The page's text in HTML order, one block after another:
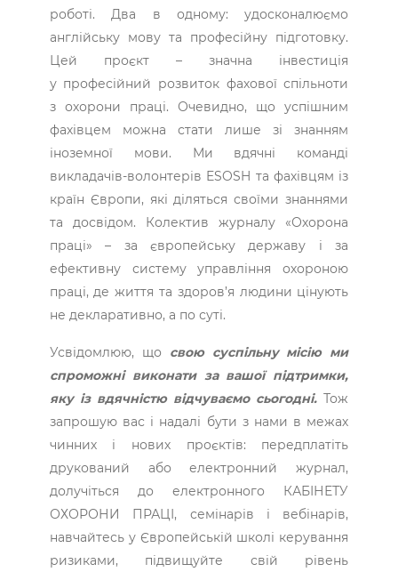
роботі. Два в одному: удосконалюємо
англійську мову та професійну підготовку.
Цей проєкт – значна інвестиція
у професійний розвиток фахової спільноти
з охорони праці. Очевидно, що успішним
фахівцем можна стати лише зі знанням
іноземної мови. Ми вдячні команді
викладачів-волонтерів ESOSH та фахівцям із
країн Європи, які діляться своїми знаннями
та досвідом. Колектив журналу «Охорона
праці» – за європейську державу і за
ефективну систему управління охороною
праці, де життя та здоров’я людини цінують
не декларативно, а по суті.
Усвідомлюю, що свою суспільну місію ми
спроможні виконати за вашої підтримки,
яку із вдячністю відчуваємо сьогодні. Тож
запрошую вас і надалі бути з нами в межах
чинних і нових проєктів: передплатіть
друкований або електронний журнал,
долучіться до електронного КАБІНЕТУ
ОХОРОНИ ПРАЦІ, семінарів і вебінарів,
навчайтесь у Європейській школі керування
ризиками, підвищуйте свій рівень